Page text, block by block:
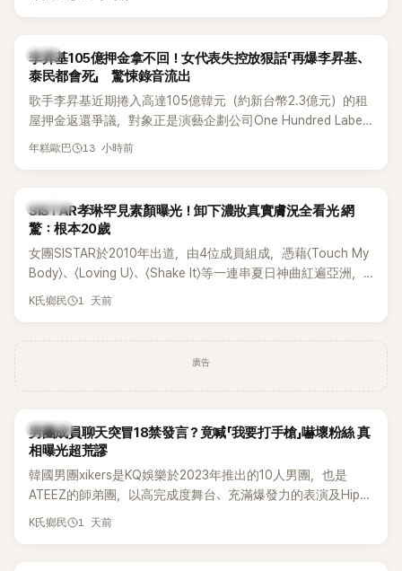
韓星
李昇基105億押金拿不回！女代表失控放狠話「再爆李昇基、
泰民都會死」 驚悚錄音流出
歌手李昇基近期捲入高達105億韓元（約新台幣2.3億元）的租
屋押金返還爭議，對象正是演藝企劃公司One Hundred Label
代表車佳媛(차가원)。如今事件再掀風波，YouTuber李鎮浩公開
年糕歐巴 13 小時前
K-POP
SISTAR孝琳罕見素顏曝光！卸下濃妝真實膚況全看光 網
驚：根本20歲
女團SISTAR於2010年出道，由4位成員組成，憑藉〈Touch My
Body〉、〈Loving U〉、〈Shake It〉等一連串夏日神曲紅遍亞洲，
獲封「夏日女王」。不過，團體在出道滿7年後宣布解散，成員各
K氏鄉民 1 天前
廣告
K-POP
男團成員聊天突冒18禁發言？竟喊「我要打手槍」嚇壞粉絲 真
相曝光超荒謬
韓國男團xikers是KQ娛樂於2023年推出的10人男團，也是
ATEEZ的師弟團，以高完成度舞台、充滿爆發力的表演及Hip-
Hop風格聞名，出道後迅速累積大批海內外粉絲，近年也陸續
K氏鄉民 1 天前